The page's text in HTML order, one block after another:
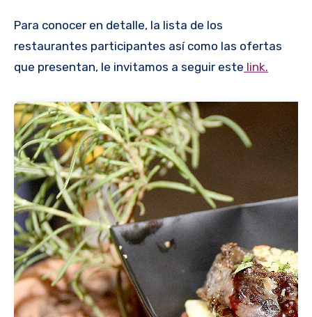
Para conocer en detalle, la lista de los
restaurantes participantes así como las ofertas
que presentan, le invitamos a seguir este link.